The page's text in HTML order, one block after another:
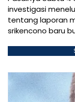
investigasi
tentang laporan
srikencono baru